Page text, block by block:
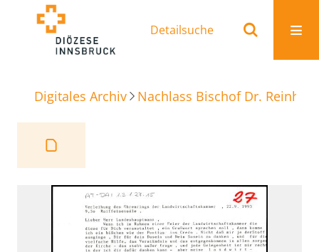
Detailsuche
Digitales Archiv Nachlass Bischof Dr.